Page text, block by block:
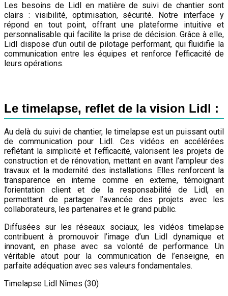
Les besoins de Lidl en matière de suivi de chantier sont
clairs : visibilité, optimisation, sécurité. Notre interface y
répond en tout point, offrant une plateforme intuitive et
personnalisable qui facilite la prise de décision. Grâce à elle,
Lidl dispose d’un outil de pilotage performant, qui fluidifie la
communication entre les équipes et renforce l’efficacité de
leurs opérations.
Le timelapse, reflet de la vision Lidl :
Au delà du suivi de chantier, le timelapse est un puissant outil
de communication pour Lidl. Ces vidéos en accélérées
reflétant la simplicité et l’efficacité, valorisent les projets de
construction et de rénovation, mettant en avant l’ampleur des
travaux et la modernité des installations. Elles renforcent la
transparence en interne comme en externe, témoignant
l’orientation client et de la responsabilité de Lidl, en
permettant de partager l’avancée des projets avec les
collaborateurs, les partenaires et le grand public.
Diffusées sur les réseaux sociaux, les vidéos timelapse
contribuent à promouvoir l’image d’un Lidl dynamique et
innovant, en phase avec sa volonté de performance. Un
véritable atout pour la communication de l’enseigne, en
parfaite adéquation avec ses valeurs fondamentales.
Timelapse Lidl Nîmes (30)